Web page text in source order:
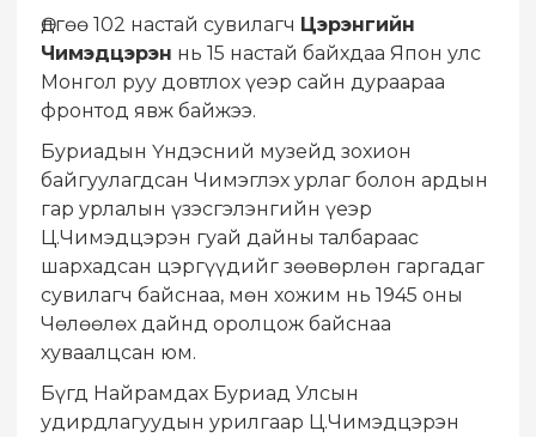
Өдгөө 102 настай сувилагч Цэрэнгийн
Чимэдцэрэн нь 15 настай байхдаа Япон улс
Монгол руу довтлох үеэр сайн дураараа
фронтод явж байжээ.
Буриадын Үндэсний музейд зохион
байгуулагдсан Чимэглэх урлаг болон ардын
гар урлалын үзэсгэлэнгийн үеэр
Ц.Чимэдцэрэн гуай дайны талбараас
шархадсан цэргүүдийг зөөвөрлөн гаргадаг
сувилагч байснаа, мөн хожим нь 1945 оны
Чөлөөлөх дайнд оролцож байснаа
хуваалцсан юм.
Бүгд Найрамдах Буриад Улсын
удирдлагуудын урилгаар Ц.Чимэдцэрэн